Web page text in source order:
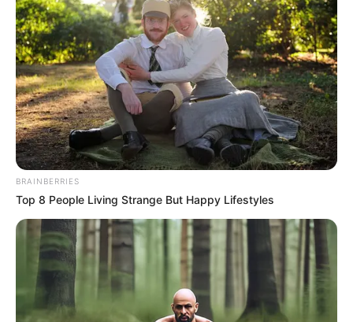
BRAINBERRIES
Top 8 People Living Strange But Happy Lifestyles